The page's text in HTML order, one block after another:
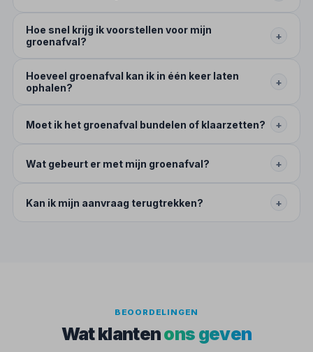
Hoe snel krijg ik voorstellen voor mijn
groenafval?
+
Hoeveel groenafval kan ik in één keer laten
ophalen?
+
Moet ik het groenafval bundelen of klaarzetten? +
Wat gebeurt er met mijn groenafval? +
Kan ik mijn aanvraag terugtrekken? +
BEOORDELINGEN
Wat klantenons geven